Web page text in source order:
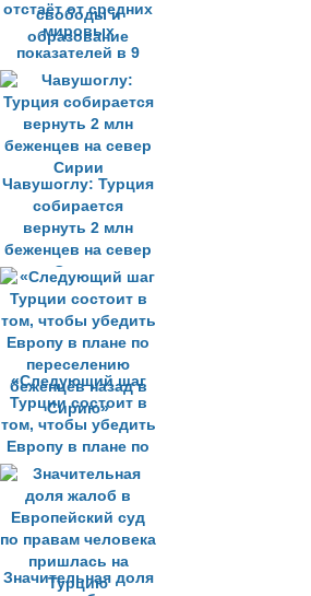
отстаёт от средних
мировых
показателей в 9
ключевых
областях, включая
свободы и
образование
Чавушоглу: Турция
собирается
вернуть 2 млн
беженцев на север
Сирии
«Следующий шаг
Турции состоит в
том, чтобы убедить
Европу в плане по
переселению
беженцев назад в
Сирию»
Значительная доля